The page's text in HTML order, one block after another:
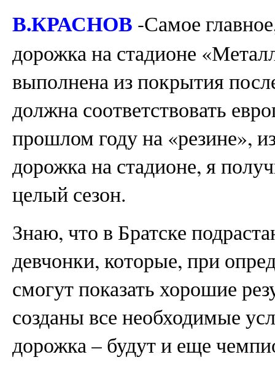
В.КРАСНОВ -Самое
дорожка на стадионе
выполнена из покрытия
должна соответствовать
прошлом году на «резине»,
дорожка на стадионе, я
целый сезон.
Знаю, что в Братске
девчонки, которые, при
смогут показать хорошие
созданы все необходимые
дорожка – будут и еще